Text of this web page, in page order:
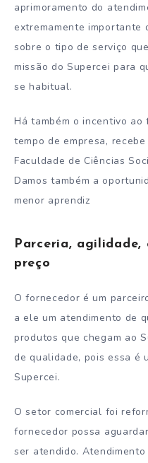
aprimoramento do
extremamente importante
sobre o tipo de serviço
missão do Supercei para
se habitual.
Há também o incentivo
tempo de empresa,
Faculdade de Ciências
Damos também a
menor aprendiz
Parceria, agilidade,
preço
O fornecedor é um
a ele um atendimento de
produtos que chegam ao
de qualidade, pois essa é
Supercei.
O setor comercial foi
fornecedor possa
ser atendido.